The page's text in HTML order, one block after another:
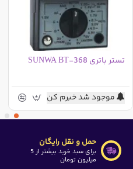
تستر باتری SUNWA BT-368
موجود شد خبرم کن
حمل و نقل رایگان
برای سبد خرید بیشتر از 5
میلیون تومان